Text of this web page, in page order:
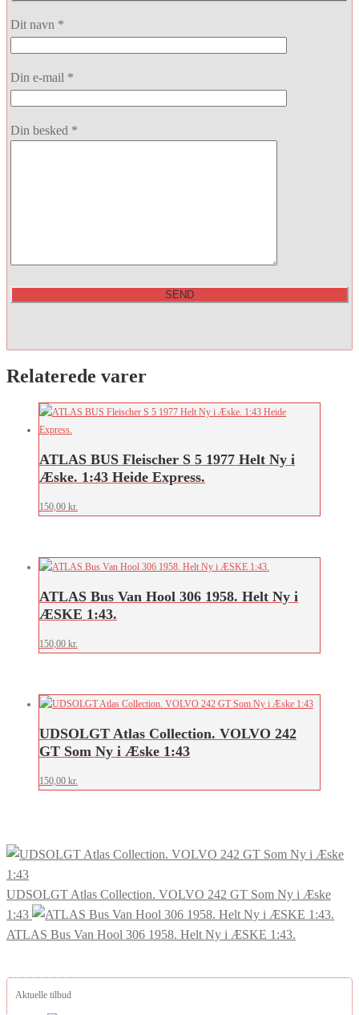
Dit navn *
Din e-mail *
Din besked *
Relaterede varer
ATLAS BUS Fleischer S 5 1977 Helt Ny i
Æske. 1:43 Heide Express.
150,00 kr.
ATLAS Bus Van Hool 306 1958. Helt Ny i
ÆSKE 1:43.
150,00 kr.
UDSOLGT Atlas Collection. VOLVO 242
GT Som Ny i Æske 1:43
150,00 kr.
UDSOLGT Atlas Collection. VOLVO 242 GT Som Ny i Æske
1:43
ATLAS Bus Van Hool 306 1958. Helt Ny i ÆSKE 1:43.
Aktuelle tilbud